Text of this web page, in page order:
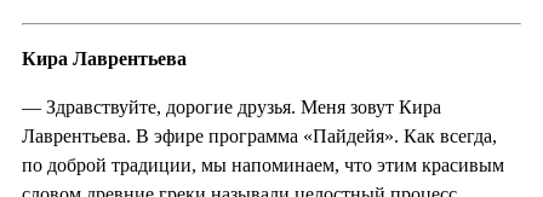
Кира Лаврентьева
— Здравствуйте, дорогие друзья. Меня зовут Кира
Лаврентьева. В эфире программа «Пайдейя». Как всегда,
по доброй традиции, мы напоминаем, что этим красивым